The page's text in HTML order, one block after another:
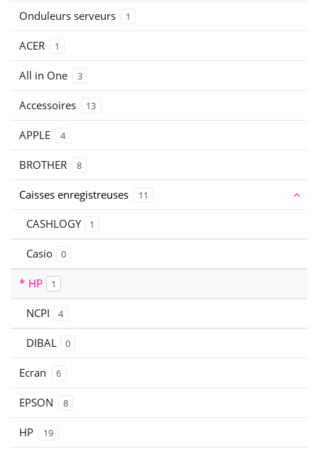
Onduleurs serveurs 1
ACER 1
All in One 3
Accessoires 13
APPLE 4
BROTHER 8
Caisses enregistreuses 11
CASHLOGY 1
Casio 0
HP 1
NCPI 4
DIBAL 0
Ecran 6
EPSON 8
HP 19